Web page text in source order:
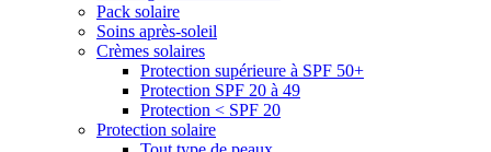
Pack solaire
Soins après-soleil
Crèmes solaires
Protection supérieure à SPF 50+
Protection SPF 20 à 49
Protection < SPF 20
Protection solaire